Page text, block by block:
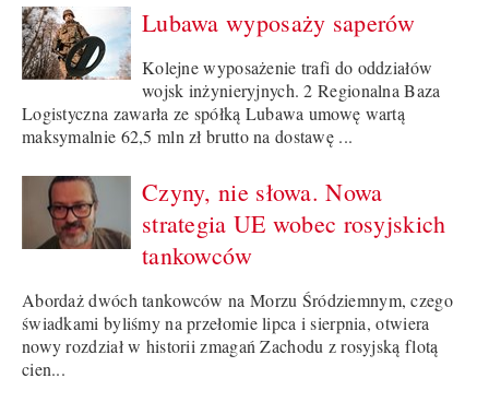
Lubawa wyposaży saperów
Kolejne wyposażenie trafi do oddziałów
wojsk inżynieryjnych. 2 Regionalna Baza
Logistyczna zawarła ze spółką Lubawa umowę wartą
maksymalnie 62,5 mln zł brutto na dostawę ...
Czyny, nie słowa. Nowa
strategia UE wobec rosyjskich
tankowców
Abordaż dwóch tankowców na Morzu Śródziemnym, czego
świadkami byliśmy na przełomie lipca i sierpnia, otwiera
nowy rozdział w historii zmagań Zachodu z rosyjską flotą
cien...